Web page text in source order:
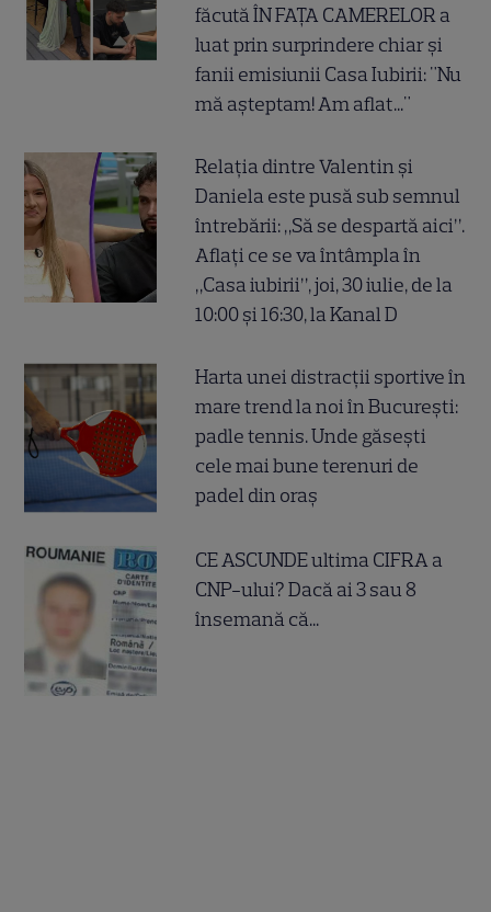
făcută ÎN FAȚA CAMERELOR a
luat prin surprindere chiar și
fanii emisiunii Casa Iubirii: "Nu
mă așteptam! Am aflat..."
Relația dintre Valentin și
Daniela este pusă sub semnul
întrebării: „Să se despartă aici”.
Aflați ce se va întâmpla în
„Casa iubirii”, joi, 30 iulie, de la
10:00 și 16:30, la Kanal D
Harta unei distracții sportive în
mare trend la noi în București:
padle tennis. Unde găsești
cele mai bune terenuri de
padel din oraș
CE ASCUNDE ultima CIFRA a
CNP-ului? Dacă ai 3 sau 8
însemană că...